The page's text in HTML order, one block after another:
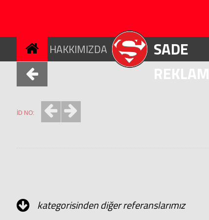
HAKKIMIZDA
SADE
REKLAM
İD NO:
kategorisinden diğer referanslarımız